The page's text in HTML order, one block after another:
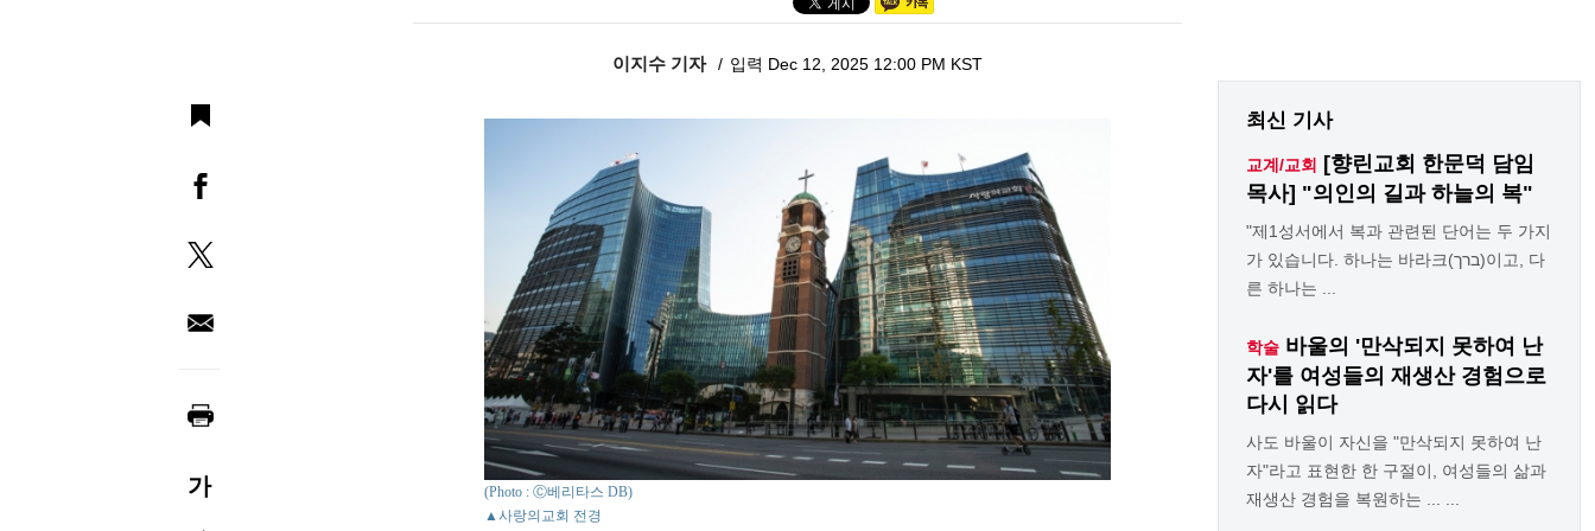
이지수 기자 입력 Dec 12, 2025 12:00 PM KST
가
(Photo : Ⓒ베리타스 DB)
▲사랑의교회 전경
최신 기사
교계/교회
[향린교회 한문덕 담임
목사] "의인의 길과 하늘의 복"
"제1성서에서 복과 관련된 단어는 두 가지
가 있습니다. 하나는 바라크(ברך)이고, 다
른 하나는 ...
학술 바울의 '만삭되지 못하여 난
자'를 여성들의 재생산 경험으로
다시 읽다
사도 바울이 자신을 "만삭되지 못하여 난
자"라고 표현한 한 구절이, 여성들의 삶과
재생산 경험을 복원하는 ... ...